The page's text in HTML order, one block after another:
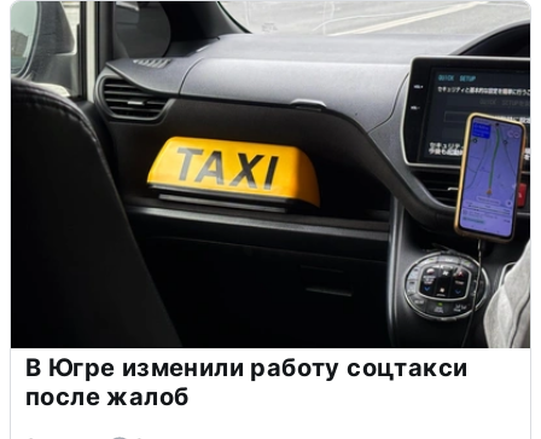
В Югре изменили работу соцтакси
после жалоб